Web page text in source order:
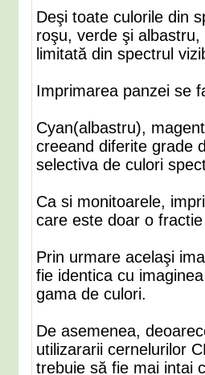
Deşi toate culorile din
roşu, verde şi
limitată din spectrul
Imprimarea panzei se
Cyan(albastru),
creeand diferite grade
selectiva de culori
Ca si monitoarele,
care este doar o
Prin urmare acelaşi
fie identica cu
gama de culori.
De asemenea,
utilizararii cernelurilor
trebuie să fie mai intai